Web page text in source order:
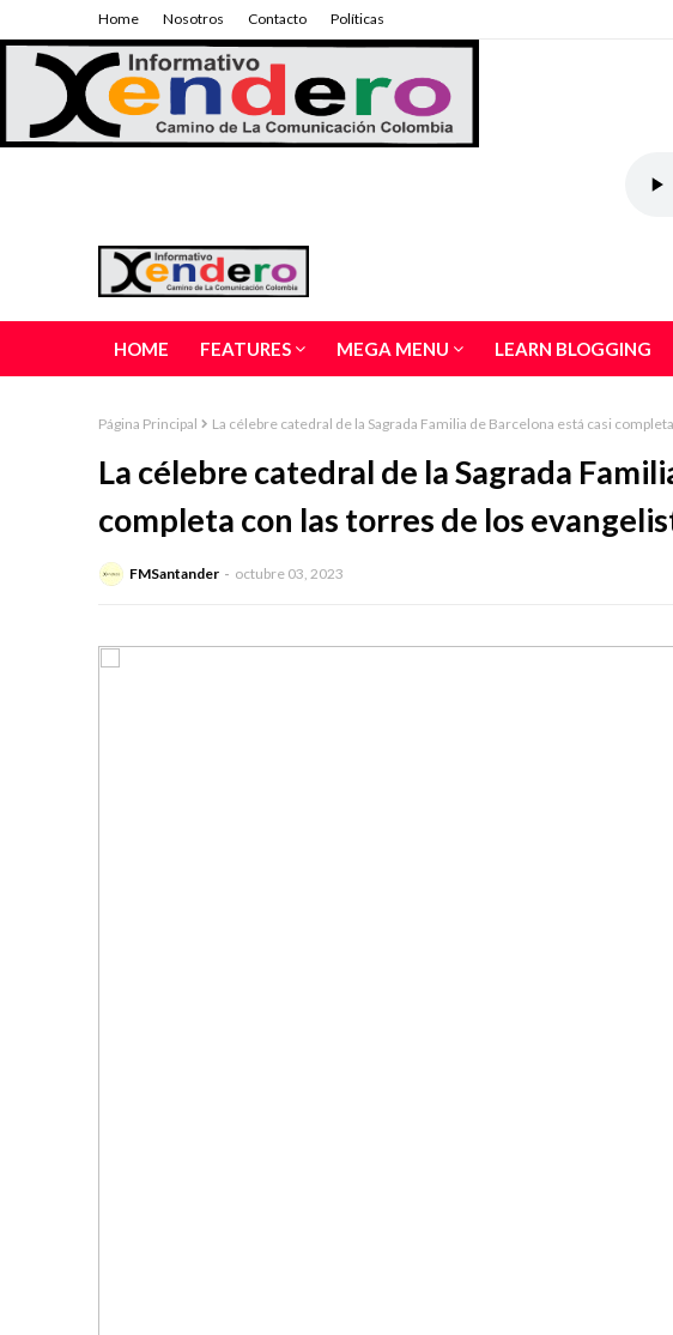
Home Nosotros Contacto Políticas
HOME FEATURES MEGA MENU LEARN BLOGGING
Página Principal La célebre catedral de la Sagrada Familia de Barcelona está casi
La célebre catedral de la Sagrada
completa con las torres de los
FMSantander octubre 03, 2023